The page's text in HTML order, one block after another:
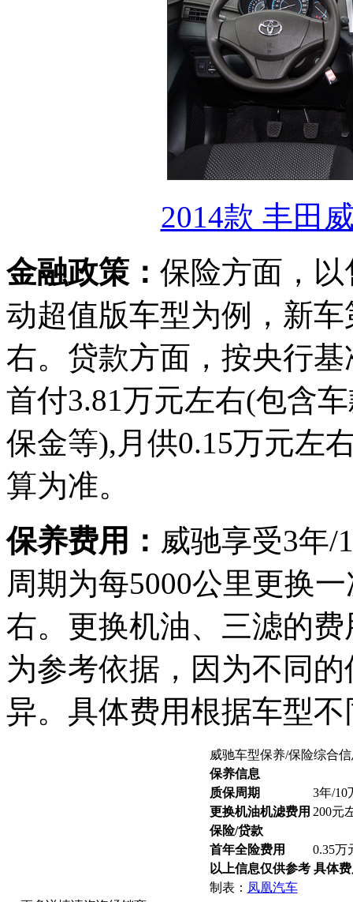
2014款 丰田
金融政策： 保险方面，以
动超值版车型为例，新
右。贷款方面，按央行
首付3.81万元左右(包含
保金等),月供0.15万元左
算为准。
保养费用： 威驰享受3年/
周期为每5000公里更换
右。更换机油、三滤的
为参考依据，因为不同
异。具体费用根据车型
威驰车型保养/保险综合
保养信息
质保周期
3年/10
更换机油机滤费用 200元
保险/贷款
首年全险费用
0.35万
以上信息仅供参考 具体
制表： 凤凰汽车